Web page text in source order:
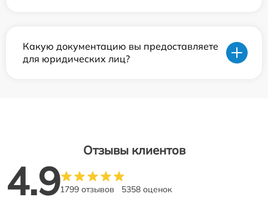
Какую документацию вы предоставляете
для юридических лиц?
Отзывы клиентов
4.91799 отзывов 5358 оценок